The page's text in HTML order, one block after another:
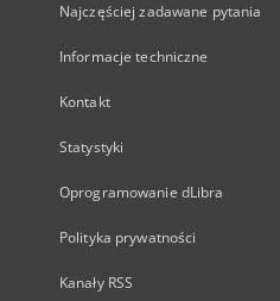
Najczęściej zadawane pytania
Informacje techniczne
Kontakt
Statystyki
Oprogramowanie dLibra
Polityka prywatności
Kanały RSS